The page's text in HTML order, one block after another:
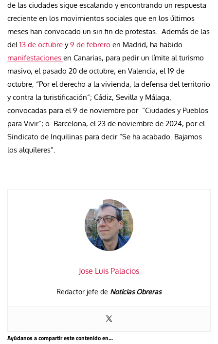
de las ciudades sigue escalando y encontrando un respuesta
creciente en los movimientos sociales que en los últimos
meses han convocado un sin fin de protestas. Además de las
del13 de octubre y9 de febrero en Madrid, ha habido
manifestaciones en Canarias, para pedir un límite alturismo
masivo, el pasado 20 de octubre; en Valencia, el 19 de
octubre, “Por el derecho a la vivienda, la defensa del territorio
y contra la turistificación“; Cádiz, Sevilla y Málaga,
convocadas para el 9 de noviembre por “Ciudades y Pueblos
para Vivir”; o Barcelona, el 23 de noviembre de 2024, por el
Sindicato de Inquilinas para decir “Se ha acabado. Bajamos
los alquileres”.
Jose Luis Palacios
Redactor jefe de Noticias Obreras
Ayúdanos a compartir este contenido en...